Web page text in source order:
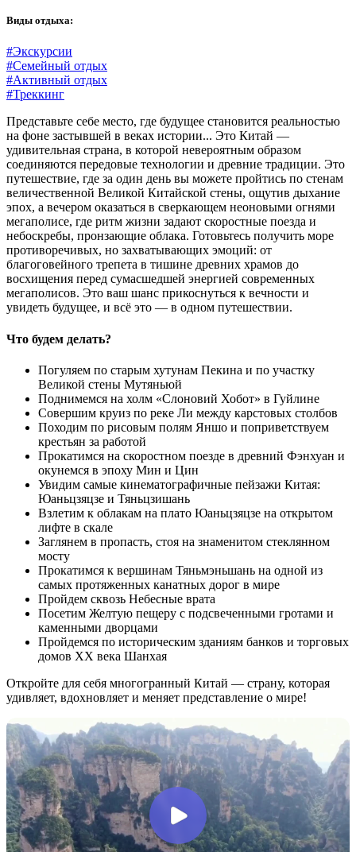
Виды отдыха:
#Экскурсии
#Семейный отдых
#Активный отдых
#Треккинг
Представьте себе место, где будущее становится реальностью
на фоне застывшей в веках истории... Это Китай —
удивительная страна, в которой невероятным образом
соединяются передовые технологии и древние традиции. Это
путешествие, где за один день вы можете пройтись по стенам
величественной Великой Китайской стены, ощутив дыхание
эпох, а вечером оказаться в сверкающем неоновыми огнями
мегаполисе, где ритм жизни задают скоростные поезда и
небоскребы, пронзающие облака. Готовьтесь получить море
противоречивых, но захватывающих эмоций: от
благоговейного трепета в тишине древних храмов до
восхищения перед сумасшедшей энергией современных
мегаполисов. Это ваш шанс прикоснуться к вечности и
увидеть будущее, и всё это — в одном путешествии.
Что будем делать?
Погуляем по старым хутунам Пекина и по участку
Великой стены Мутяньюй
Поднимемся на холм «Слоновий Хобот» в Гуйлине
Совершим круиз по реке Ли между карстовых столбов
Походим по рисовым полям Яншо и поприветствуем
крестьян за работой
Прокатимся на скоростном поезде в древний Фэнхуан и
окунемся в эпоху Мин и Цин
Увидим самые кинематографичные пейзажи Китая:
Юаньцзяцзе и Тяньцзишань
Взлетим к облакам на плато Юаньцзяцзе на открытом
лифте в скале
Заглянем в пропасть, стоя на знаменитом стеклянном
мосту
Прокатимся к вершинам Тяньмэньшань на одной из
самых протяженных канатных дорог в мире
Пройдем сквозь Небесные врата
Посетим Желтую пещеру с подсвеченными гротами и
каменными дворцами
Пройдемся по историческим зданиям банков и торговых
домов XX века Шанхая
Откройте для себя многогранный Китай — страну, которая
удивляет, вдохновляет и меняет представление о мире!